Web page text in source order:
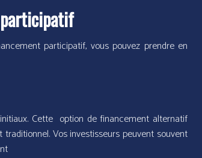
participatif, vous pouvez prendre en
Cette option de financement alternatif
Vos investisseurs peuvent souvent